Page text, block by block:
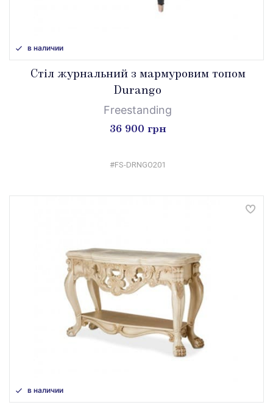
в наличии
Стіл журнальний з мармуровим топом
Durango
Freestanding
36 900 грн
#FS-DRNGO201
в наличии